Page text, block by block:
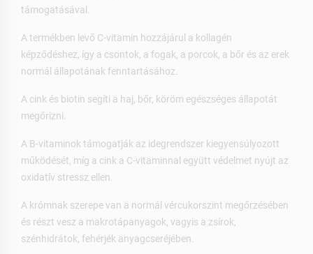
támogatásával.
A termékben levő C-vitamin hozzájárul a kollagén
képződéshez, így a csontok, a fogak, a porcok, a bőr és az erek
normál állapotának fenntartásához.
A cink és biotin segíti a haj, bőr, köröm egészséges állapotát
megőrizni.
A B-vitaminok támogatják az idegrendszer kiegyensúlyozott
működését, míg a cink a C-vitaminnal együtt védelmet nyújt az
oxidatív stressz ellen.
A krómnak szerepe van a normál vércukorszint megőrzésében
és részt vesz a makrotápanyagok, vagyis a zsírok,
szénhidrátok, fehérjék anyagcseréjében.